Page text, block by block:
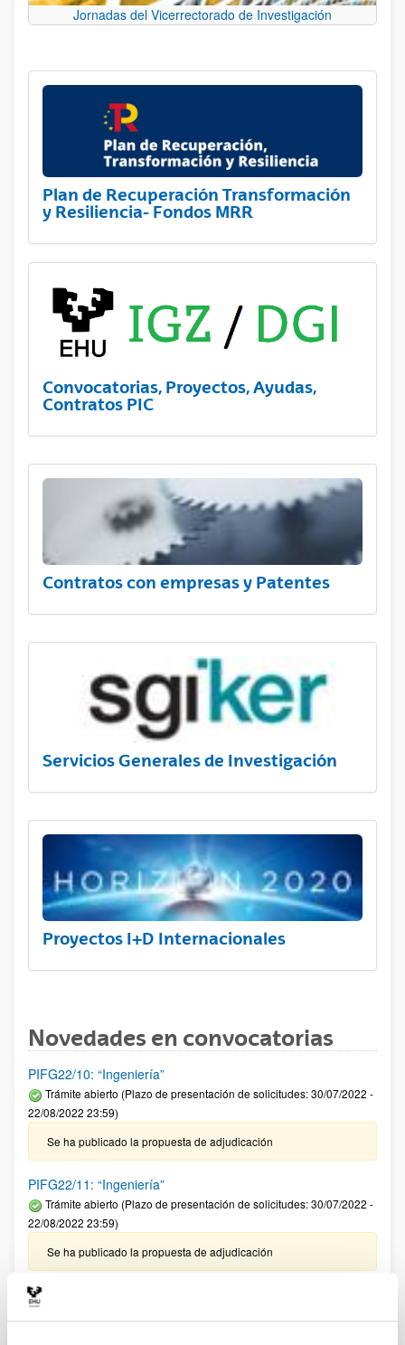
Jornadas del Vicerrectorado de Investigación
Plan de Recuperación Transformación
y Resiliencia- Fondos MRR
Convocatorias, Proyectos, Ayudas,
Contratos PIC
Contratos con empresas y Patentes
Servicios Generales de Investigación
Proyectos I+D Internacionales
Novedades en convocatorias
PIFG22/10: “Ingeniería”
Trámite abierto (Plazo de presentación de solicitudes: 30/07/2022 -
22/08/2022 23:59)
Se ha publicado la propuesta de adjudicación
PIFG22/11: “Ingeniería”
Trámite abierto (Plazo de presentación de solicitudes: 30/07/2022 -
22/08/2022 23:59)
Se ha publicado la propuesta de adjudicación
PIFG22/08: “Astrofísica-Investigación atmósfera de Júpiter”